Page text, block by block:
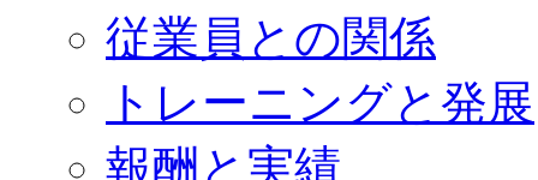
従業員との関係
トレーニングと発展
報酬と実績